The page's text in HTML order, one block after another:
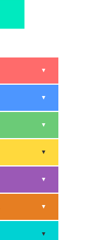
▼
▼
▼
▼
▼
▼
▼